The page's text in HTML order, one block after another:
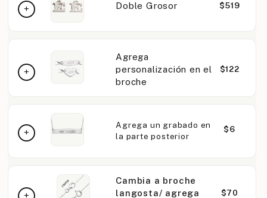
Doble Grosor $519
Agrega
personalización en el
broche
$122
Agrega un grabado en
la parte posterior
$6
Cambia a broche
langosta/ agrega
$70